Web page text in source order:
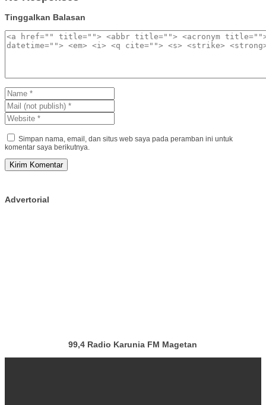
Tinggalkan Balasan
Simpan nama, email, dan situs web saya pada peramban ini untuk
komentar saya berikutnya.
Advertorial
99,4 Radio Karunia FM Magetan